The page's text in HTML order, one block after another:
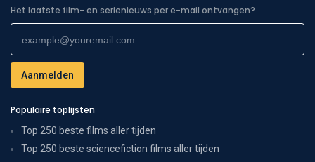
Het laatste film- en serienieuws per e-mail ontvangen?
Populaire toplijsten
Top 250 beste films aller tijden
Top 250 beste sciencefiction films aller tijden